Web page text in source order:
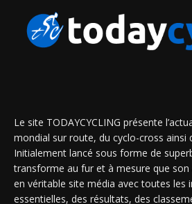
Le site TODAYCYCLING présente
mondial sur route, du cyclo-cross ainsi
Initialement lancé sous forme de
transforme au fur et à mesure que
en véritable site média avec toutes les
essentielles, des résultats, des